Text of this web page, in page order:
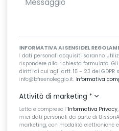
INFORMATIVA AI SENSI DEL
I dati personali acquisiti saranno
rispondere alla richiesta formulata.
diritti di cui agli artt. 15 - 23 del GDPR
info@bfreenoleggio.it. Informativa
Attività di marketing *
Letta e compresa l’Informativa Privacy
miei dati personali da parte di
marketing, con modalità elettroniche